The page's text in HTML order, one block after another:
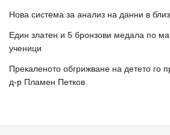
Нова система за анализ на данни в
Един златен и 5 бронзови медала по
ученици
Прекаленото обгрижване на детето го
д-р Пламен Петков